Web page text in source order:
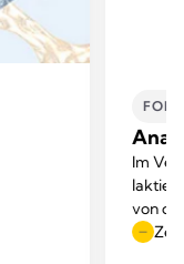
Im
von
Zeit